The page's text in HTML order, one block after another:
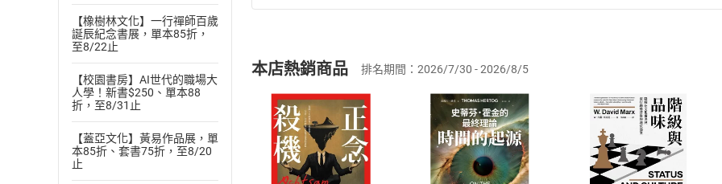
【橡樹林文化】一行禪師百歲
誕辰紀念書展，單本85折，
至8/22止
【校園書房】AI世代的職場大
人學！新書$250、單本88
折，至8/31止
【蓋亞文化】黃易作品展，單
本85折、套書75折，至8/20
止
(一)依消費者保護法第19條第1項後段暨通訊交易解除權合理例外情事適用
(二)消費者訂購本店鋪之商品即代表知悉本店鋪所銷售之商品為電子書，
且已下載/存取電子書，不得請求退貨退款。
退貨方式：您欲取消訂單或辦理退貨時，請登入樂天市場，並於「我的訂單
貨」，本店鋪將依您的申請進行審核，待審核通過後將為您辦理退款事宜。
請注意，樂天市場須以整筆訂單為單位進行取消/退貨，恕無法以單支商品取
挑選商品
Choose
放入購物車
Shopping cart
登入帳號
Login
購書後，如何開始使用？
本店熱銷商品 排名期間：2026/7/30 - 2026/8/5